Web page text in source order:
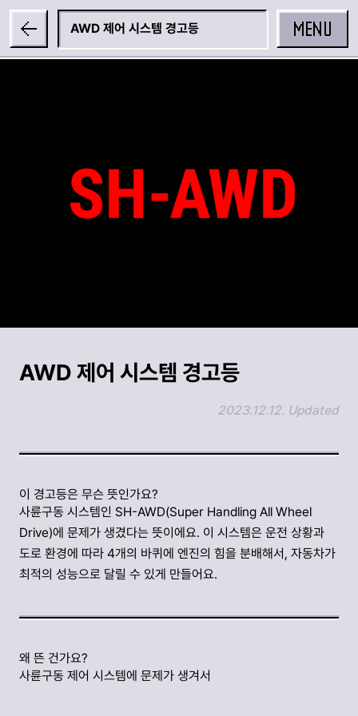
MENU
AWD 제어 시스템 경고등
AWD 제어 시스템 경고등
2023.12.12. Updated
이 경고등은 무슨 뜻인가요?
사륜구동 시스템인 SH-AWD(Super Handling All Wheel
Drive)에 문제가 생겼다는 뜻이에요. 이 시스템은 운전 상황과
도로 환경에 따라 4개의 바퀴에 엔진의 힘을 분배해서, 자동차가
최적의 성능으로 달릴 수 있게 만들어요.
왜 뜬 건가요?
사륜구동 제어 시스템에 문제가 생겨서
링크 복사하기